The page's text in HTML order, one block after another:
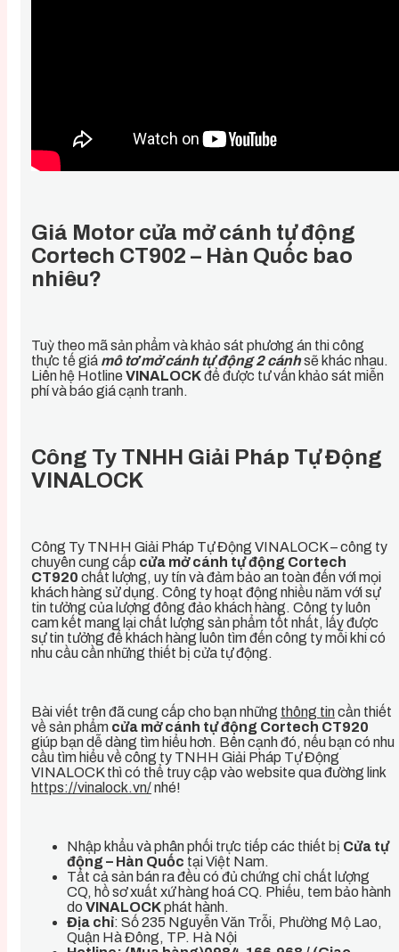
Giá Motor cửa mở cánh tự động
Cortech CT902 – Hàn Quốc bao
nhiêu?
Tuỳ theo mã sản phẩm và khảo sát phương án thi công
thực tế giá mô tơ mở cánh tự động 2 cánhsẽ khác nhau.
Liên hệ Hotline VINALOCKđể được tư vấn khảo sát miễn
phí và báo giá cạnh tranh.
Công Ty TNHH Giải Pháp Tự Động
VINALOCK
Công Ty TNHH Giải Pháp Tự Động VINALOCK – công ty
chuyên cung cấp cửa mở cánh tự động Cortech
CT920 chất lượng, uy tín và đảm bảo an toàn đến với mọi
khách hàng sử dụng. Công ty hoạt động nhiều năm với sự
tin tưởng của lượng đông đảo khách hàng. Công ty luôn
cam kết mang lại chất lượng sản phẩm tốt nhất, lấy được
sự tin tưởng để khách hàng luôn tìm đến công ty mỗi khi có
nhu cầu cần những thiết bị cửa tự động.
Bài viết trên đã cung cấp cho bạn những thông tincần thiết
về sản phẩm cửa mở cánh tự động Cortech CT920
giúp bạn dễ dàng tìm hiểu hơn. Bên cạnh đó, nếu bạn có nhu
cầu tìm hiểu về công ty TNHH Giải Pháp Tự Động
VINALOCK thì có thể truy cập vào website qua đường link
https://vinalock.vn/nhé!
Nhập khẩu và phân phối trực tiếp các thiết bị Cửa tự
động – Hàn Quốc tại Việt Nam.
Tất cả sản bán ra đều có đủ chứng chỉ chất lượng
CQ, hồ sơ xuất xứ hàng hoá CQ. Phiếu, tem bảo hành
do VINALOCKphát hành.
Địa chỉ: Số 235 Nguyễn Văn Trỗi, Phường Mộ Lao,
Quận Hà Đông, TP. Hà Nội